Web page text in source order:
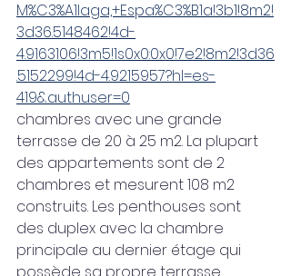
M%C3%A1laga,+Espa%C3%B1a!3b1!8m2!
3d36.5148462!4d-
4.9163106!3m5!1s0x0:0x0!7e2!8m2!3d36
.5152299!4d-4.9215957?hl=es-
419&authuser=0
chambres avec une grande
terrasse de 20 à 25 m2. La plupart
des appartements sont de 2
chambres et mesurent 108 m2
construits. Les penthouses sont
des duplex avec la chambre
principale au dernier étage qui
possède sa propre terrasse.